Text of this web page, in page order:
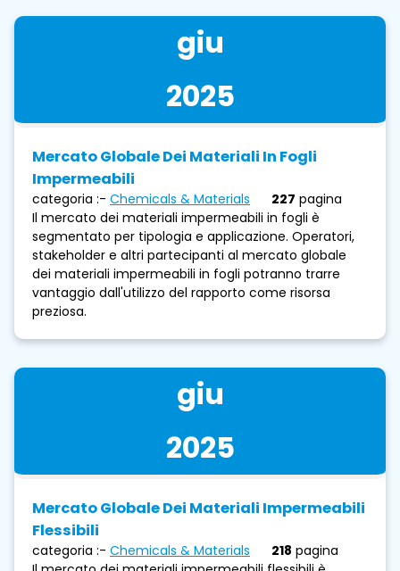
giu
2025
Mercato Globale Dei Materiali In Fogli
Impermeabili
categoria :- Chemicals & Materials 227 pagina
Il mercato dei materiali impermeabili in fogli è
segmentato per tipologia e applicazione. Operatori,
stakeholder e altri partecipanti al mercato globale
dei materiali impermeabili in fogli potranno trarre
vantaggio dall'utilizzo del rapporto come risorsa
preziosa.
giu
2025
Mercato Globale Dei Materiali Impermeabili
Flessibili
categoria :- Chemicals & Materials 218 pagina